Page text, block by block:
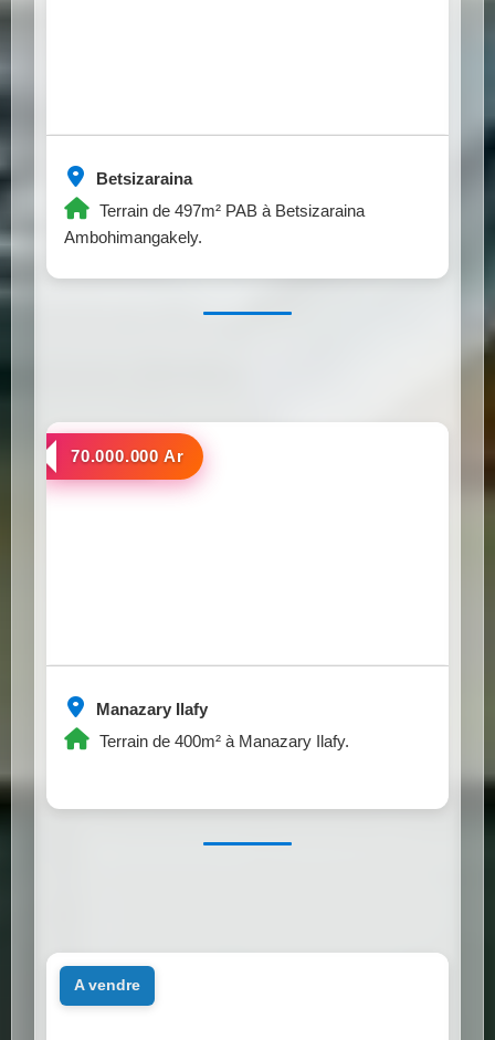
Betsizaraina
Terrain de 497m² PAB à Betsizaraina
Ambohimangakely.
Manazary Ilafy
Terrain de 400m² à Manazary Ilafy.
a vendre
70.000.000 Ar
a vendre